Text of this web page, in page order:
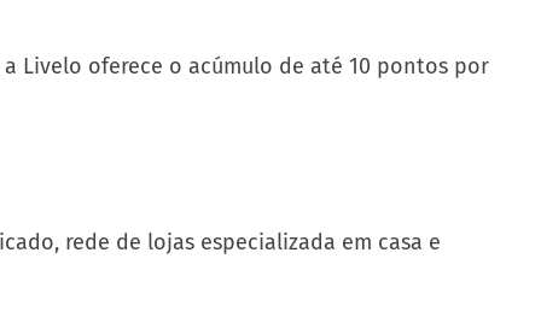
Livelo oferece o acúmulo de até 10 pontos por
rede de lojas especializada em casa e